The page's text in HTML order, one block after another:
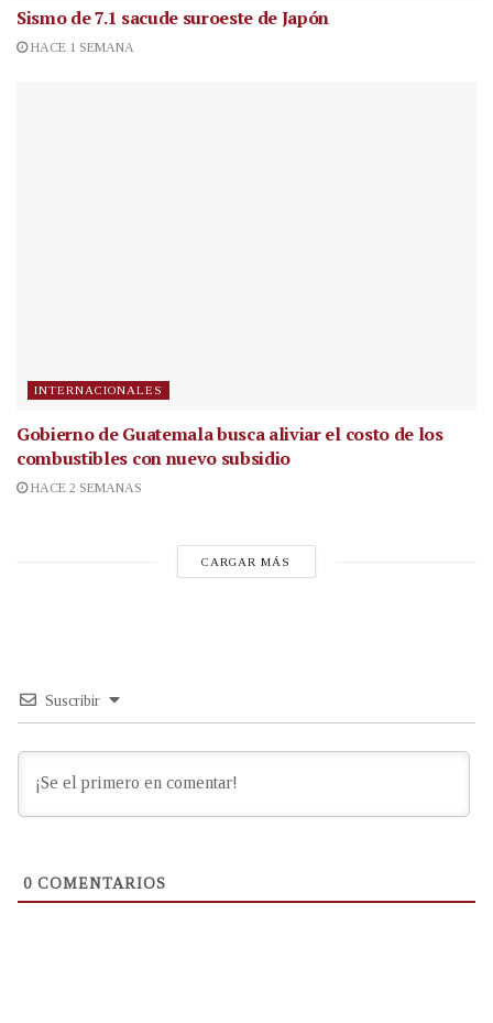
Sismo de 7.1 sacude suroeste de Japón
HACE 1 SEMANA
INTERNACIONALES
Gobierno de Guatemala busca aliviar el costo de los
combustibles con nuevo subsidio
HACE 2 SEMANAS
CARGAR MÁS
Suscribir
0 COMENTARIOS